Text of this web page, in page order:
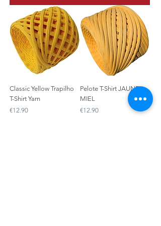
Classic Yellow Trapilho
T-Shirt Yarn
Price
€12.90
Pelote T-Shirt JAUNE
MIEL
Price
€12.90